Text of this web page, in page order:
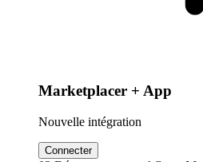
Marketplacer + App
Nouvelle intégration
Connecter